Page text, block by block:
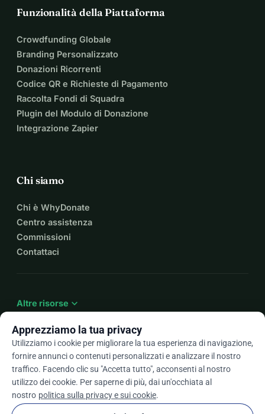
Funzionalità della Piattaforma
Crowdfunding Globale
Branding Personalizzato
Donazioni Ricorrenti
Codice QR e Richieste di Pagamento
Raccolta Fondi di Squadra
Plugin del Modulo di Donazione
Integrazione Zapier
Chi siamo
Chi è WhyDonate
Centro assistenza
Commissioni
Contattaci
Altre risorse expand_more
It arrow_drop_down
★★★★★4,9 / 5 basato su oltre 500 recensioni
Apprezziamo la tua privacy
Utilizziamo i cookie per migliorare la tua esperienza di navigazione,
fornire annunci o contenuti personalizzati e analizzare il nostro
traffico. Facendo clic su "Accetta tutto", acconsenti al nostro
utilizzo dei cookie. Per saperne di più, dai un'occhiata al
nostro politica sulla privacy e sui cookie.